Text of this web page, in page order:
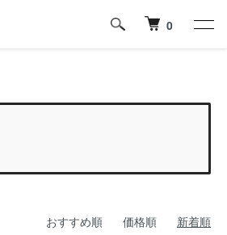
0
おすすめ順 価格順 新着順